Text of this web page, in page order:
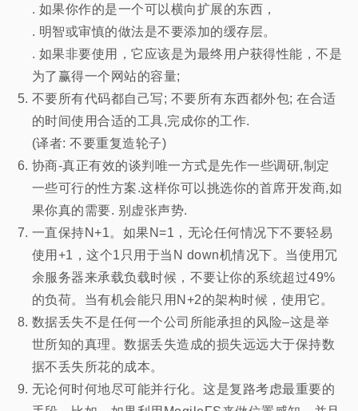
. 如果你作的是一个可以横向扩展的东西，
. 明智或审慎的做法是不要添加的缓存层。
. 如果非要使用，它应该是为最终用户获得性能，不是
为了赢得一个网站的容量;
不要所有代码都自己写; 不要所有东西都外包; 在合适
的时间使用合适的工具,完成你的工作.
(译者: 不要重复造轮子)
协商-真正有效的谈判唯一方式是先作一些调研,制定
一些可行的性方案.这样你可以挑选你的首席开发商,如
果你真的需要. 别虚张声势.
一直保持N+1。如果N=1，无论任何情况下不要轻易
使用+1，这个1只用于当N down机情况下。当使用冗
余服务器来承载负载时候，不要让你的系统超过49%
的负荷。当有机会能只用N+2的架构时候，使用它。
数据丢失不是任何一个公司所能承担的风险–这是举
世所知的真理。数据丢失造成的损失远远大于保持数
据不丢失所花的成本。
无论何时何地尽可能并行化。这是复路考虑最重要的